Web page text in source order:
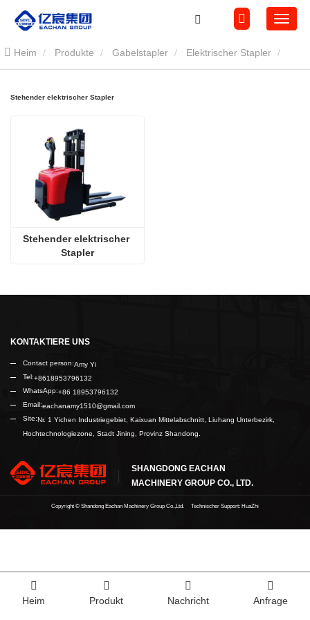
Heim Produkte Gabelstapler Elektrischer Stapler
Stehender elektrischer Stapler
Stehender elektrischer
Stapler
KONTAKTIERE UNS
Contact person:Amy Yi
Tel:+8618953796132
WhatsApp:+86 18953796132
Email:eachanamy1510@gmail.com
Site:Nr. 1 Yichen Industriegebiet, Kaixuan Mittelabschnitt, Liuhang Unterbezirk,
Hochtechnologiezone, Stadt Jining, Provinz Shandong.
SHANGDONG EACHAN
MACHINERY GROUP CO., LTD.
Copyright ©Shandong Eachan Machinery Group Co.,Ltd. Technischer Support: HuaZhi
Heim Produkt Nachricht Anfrage